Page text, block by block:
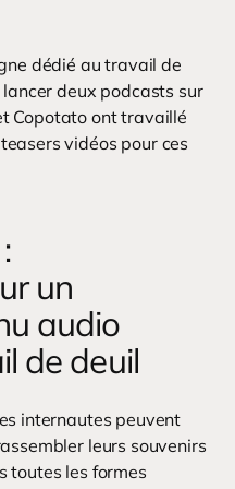
dédié au travail de
deux podcasts sur
Copotato ont travaillé
vidéos pour ces
un
audio
de deuil
internautes peuvent
leurs souvenirs
toutes les formes